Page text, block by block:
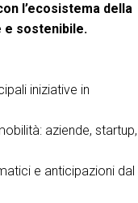
arrow_right
l’ecosistema della
e sostenibile.
iniziative in
aziende, startup,
e anticipazioni dal